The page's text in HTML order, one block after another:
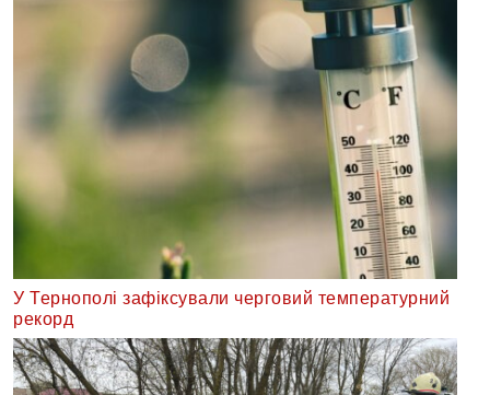
У Тернополі зафіксували черговий температурний
рекорд